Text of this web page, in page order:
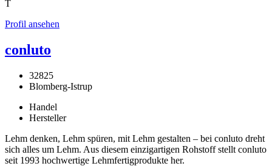
T
Profil ansehen
conluto
32825
Blomberg-Istrup
Handel
Hersteller
Lehm denken, Lehm spüren, mit Lehm gestalten – bei conluto dreht
sich alles um Lehm. Aus diesem einzigartigen Rohstoff stellt conluto
seit 1993 hochwertige Lehmfertigprodukte her.